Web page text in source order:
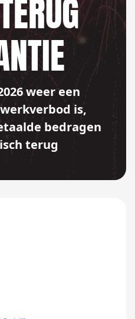
weer een
is,
bedragen
terug